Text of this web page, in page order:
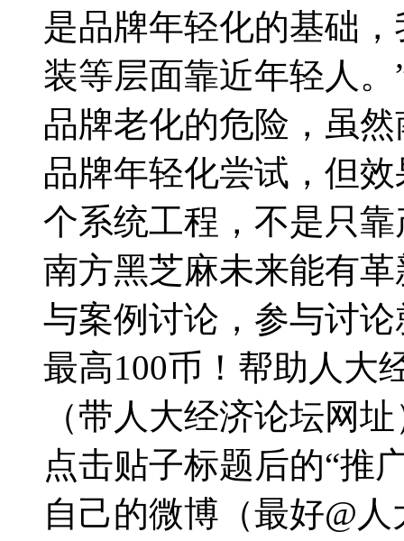
是品牌年轻化的基础
装等层面靠近年轻人
品牌老化的危险，虽
品牌年轻化尝试，但
个系统工程，不是只
南方黑芝麻未来能有
与案例讨论，参与讨
最高100币！帮助人大
（带人大经济论坛网
点击贴子标题后的“推
自己的微博（最好@